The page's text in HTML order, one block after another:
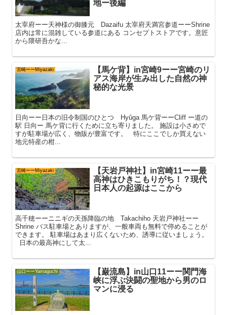
地ー後編
太宰府ーー天神様の御膝元 Dazaifu 太宰府天満宮参道ーーShrine
店内は常に混雑している参道にある コンセプトストアです。意匠
から隈研吾かな...
宮崎ーーMiyazaki
【馬ケ背】in宮崎9ーー宮崎のリ
アス海岸が生み出した自然の神
秘的な光景
日向ーー日本の旧令制国のひとつ Hyûga 馬ケ背ーーCliff ー道の
駅 日向ー 馬ケ背に行くために立ち寄りました。 施設は小さめで
すが駐車場が広く、物販が豊富です。 特にここでしか買えない
地元特産の柑...
宮崎ーーMiyazaki
【天岩戸神社】in宮崎11ーー最
高神はひきこもりがち！？現代
日本人の起源はここから
高千穂ーーニニギの天孫降臨の地 Takachiho 天岩戸神社ーー
Shrine バス駐車場とありますが、一般車両も無料で停めることが
できます。 駐車場はあまり広くないため、誘導に従いましょう。
日本の最高神にして太...
山口ーーYamaguchi
【巌流島】in山口11ーー関門海
峡に浮ぶ決闘の聖地から男のロ
マンに浸る